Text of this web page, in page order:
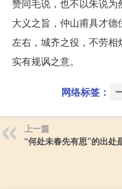
赞同毛说，也不以朱说
大义之旨，仲山甫具才
左右，城齐之役，不劳相
实有规讽之意。
网络标签：
上一篇
“何处未春先有思”的出处